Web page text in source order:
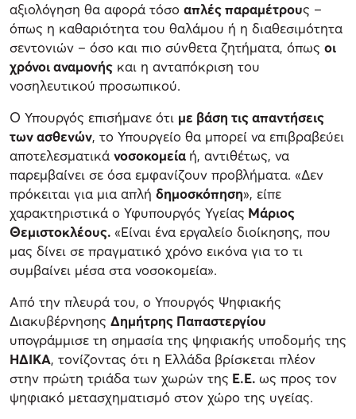
αξιολόγηση θα αφορά τόσο απλές παραμέτρους –
όπως η καθαριότητα του θαλάμου ή η διαθεσιμότητα
σεντονιών – όσο και πιο σύνθετα ζητήματα, όπως οι
χρόνοι αναμονής και η ανταπόκριση του
νοσηλευτικού προσωπικού.
Ο Υπουργός επισήμανε ότι με βάση τις απαντήσεις
των ασθενών, το Υπουργείο θα μπορεί να επιβραβεύει
αποτελεσματικά νοσοκομεία ή, αντιθέτως, να
παρεμβαίνει σε όσα εμφανίζουν προβλήματα. «Δεν
πρόκειται για μια απλή δημοσκόπηση», είπε
χαρακτηριστικά ο Υφυπουργός Υγείας Μάριος
Θεμιστοκλέους. «Είναι ένα εργαλείο διοίκησης, που
μας δίνει σε πραγματικό χρόνο εικόνα για το τι
συμβαίνει μέσα στα νοσοκομεία».
Από την πλευρά του, ο Υπουργός Ψηφιακής
Διακυβέρνησης Δημήτρης Παπαστεργίου
υπογράμμισε τη σημασία της ψηφιακής υποδομής της
ΗΔΙΚΑ, τονίζοντας ότι η Ελλάδα βρίσκεται πλέον
στην πρώτη τριάδα των χωρών της Ε.Ε. ως προς τον
ψηφιακό μετασχηματισμό στον χώρο της υγείας.